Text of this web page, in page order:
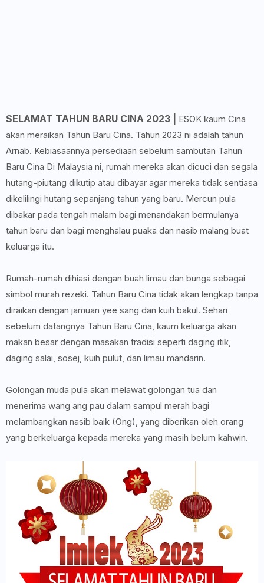
SELAMAT TAHUN BARU CINA 2023 |
ESOK kaum Cina
akan meraikan Tahun Baru Cina. Tahun 2023 ni adalah tahun
Arnab. Kebiasaannya persediaan sebelum sambutan Tahun
Baru Cina Di Malaysia ni, rumah mereka akan dicuci dan segala
hutang-piutang dikutip atau dibayar agar mereka tidak sentiasa
dikelilingi hutang sepanjang tahun yang baru. Mercun pula
dibakar pada tengah malam bagi menandakan bermulanya
tahun baru dan bagi menghalau puaka dan nasib malang buat
keluarga itu.
Rumah-rumah dihiasi dengan buah limau dan bunga sebagai
simbol murah rezeki. Tahun Baru Cina tidak akan lengkap tanpa
diraikan dengan jamuan yee sang dan kuih bakul. Sehari
sebelum datangnya Tahun Baru Cina, kaum keluarga akan
makan besar dengan masakan tradisi seperti daging itik,
daging salai, sosej, kuih pulut, dan limau mandarin.
Golongan muda pula akan melawat golongan tua dan
menerima wang ang pau dalam sampul merah bagi
melambangkan nasib baik (Ong), yang diberikan oleh orang
yang berkeluarga kepada mereka yang masih belum kahwin.